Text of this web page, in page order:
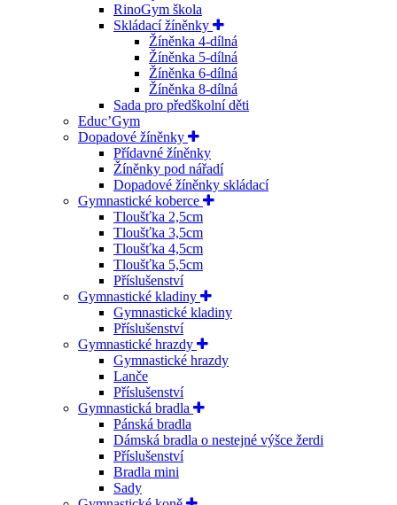
RinoGym škola
Skládací žíněnky
Žíněnka 4-dílná
Žíněnka 5-dílná
Žíněnka 6-dílná
Žíněnka 8-dílná
Sada pro předškolní děti
Educ’Gym
Dopadové žíněnky
Přídavné žíněnky
Žíněnky pod nářadí
Dopadové žíněnky skládací
Gymnastické koberce
Tloušťka 2,5cm
Tloušťka 3,5cm
Tloušťka 4,5cm
Tloušťka 5,5cm
Příslušenství
Gymnastické kladiny
Gymnastické kladiny
Příslušenství
Gymnastické hrazdy
Gymnastické hrazdy
Lanče
Příslušenství
Gymnastická bradla
Pánská bradla
Dámská bradla o nestejné výšce žerdi
Příslušenství
Bradla mini
Sady